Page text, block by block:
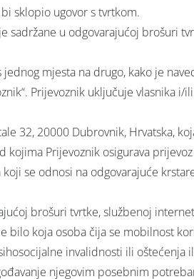
– Split-Dubrovnik
sklopio ugovor s tvrtkom.
sadržane u odgovarajućoj brošuri
mjesta na drugo, kako je
Prijevoznik uključuje
32, 20000 Dubrovnik,
kojima Prijevoznik osigurava
se odnosi na odgovarajuće
brošuri tvrtke, službenoj
bilo koja osoba čija se mobilnost
invalidnosti ili
njegovim posebnim